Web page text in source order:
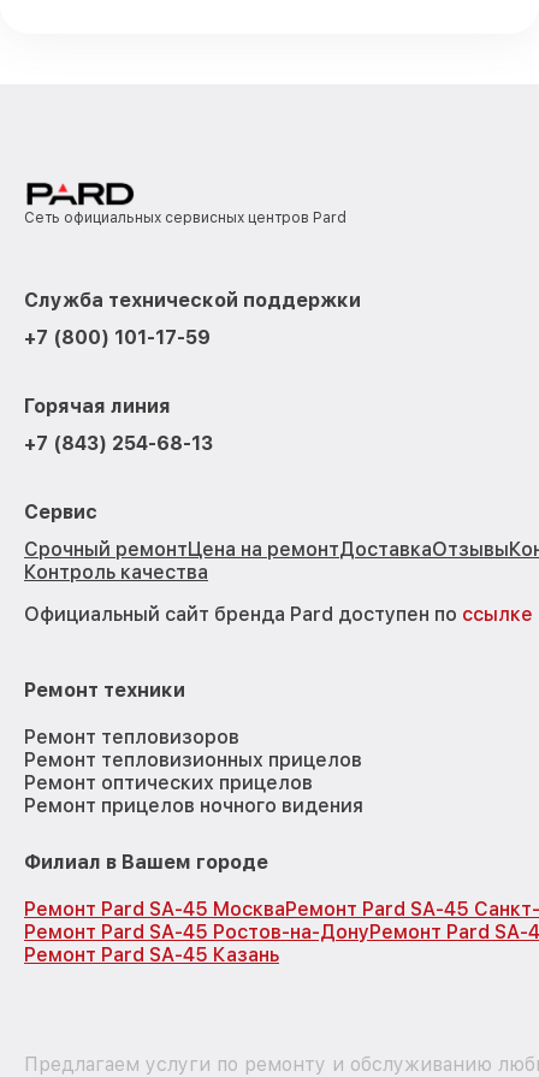
Сеть официальных сервисных центров Pard
Служба технической поддержки
+7 (800) 101-17-59
Горячая линия
+7 (843) 254-68-13
Сервис
Срочный ремонтЦена на ремонтДоставкаОтзывы
Контроль качества
Официальный сайт бренда Pard доступен по ссылке
Ремонт техники
Ремонт тепловизоров
Ремонт тепловизионных прицелов
Ремонт оптических прицелов
Ремонт прицелов ночного видения
Филиал в Вашем городе
Ремонт Pard SA-45 МоскваРемонт Pard SA-45
Ремонт Pard SA-45 Ростов-на-ДонуРемонт Pard
Ремонт Pard SA-45 Казань
Предлагаем услуги по ремонту и обслуживанию